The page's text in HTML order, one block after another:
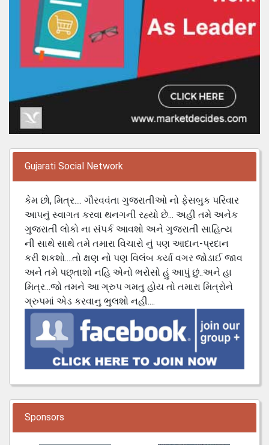
Gujarati Social Network
કેમ છો, મિત્ર.... ગૌરવવંતા ગુજરાતીઓ નો ફેસબુક પરિવાર
આપનું સ્વાગત કરવા થનગની રહ્યો છે... અહી તમે અનેક
ગુજરાતી લોકો ના સંપર્ક આવશો અને ગુજરાતી સાહિત્ય
ની સાથે સાથે તમે તમારા વિચારો નું પણ આદાન-પ્રદાન
કરી શકશો....તો ક્ષણ નો પણ વિલંબ કર્યા વગર જોડાઈ જાવ
અને તમે પછ્તાશો નહિ એનો ભરોસો હું આપું છું..અને હા
મિત્ર...જો તમને આ ગ્રુપ ગમતુ હોય તો તમારા મિત્રોને
ગ્રુપમાં એડ કરવાનુ ભુલશો નહી....
Sponsors